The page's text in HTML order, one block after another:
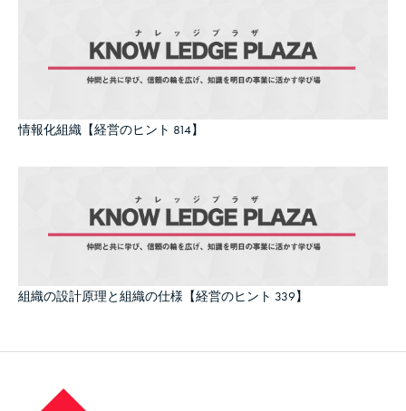
情報化組織【経営のヒント 814】
組織の設計原理と組織の仕様【経営のヒント 339】